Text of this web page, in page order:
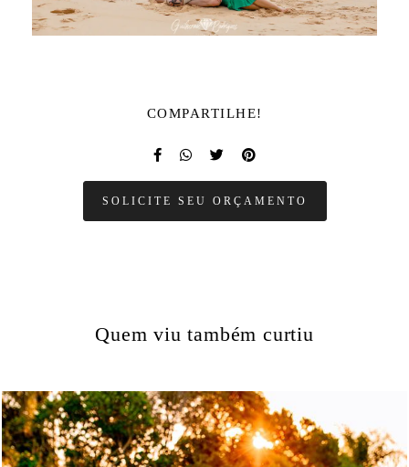
COMPARTILHE!
SOLICITE SEU ORÇAMENTO
Quem viu também curtiu